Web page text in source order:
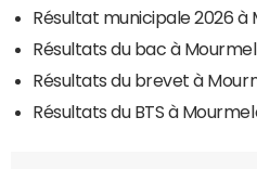
Résultat municipale 2026
Résultats du bac à
Résultats du brevet à
Résultats du BTS à